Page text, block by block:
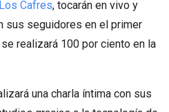
Los Cafres, tocarán en vivo y
sus seguidores en el primer
realizará 100 por ciento en la
una charla íntima con sus